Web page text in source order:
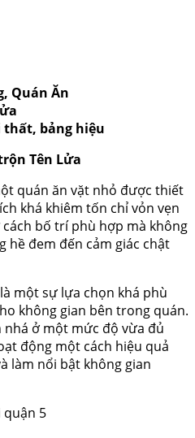
Quán Ăn
thất, bảng hiệu
Tên Lửa
quán ăn vặt nhỏ được thiết
khá khiêm tốn chỉ vỏn vẹn
bố trí phù hợp mà không
hề đem đến cảm giác chật
một sự lựa chọn khá phù
không gian bên trong quán.
nhá ở một mức độ vừa đủ
động một cách hiệu quả
làm nổi bật không gian